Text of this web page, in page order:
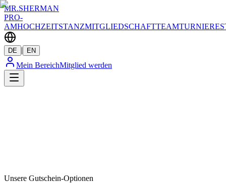
MR.SHERMAN
PRO-
AMHOCHZEITSTANZMITGLIEDSCHAFTTEAMTURNIERE
DE | EN
Mein BereichMitglied werden
Unsere Gutschein-Optionen